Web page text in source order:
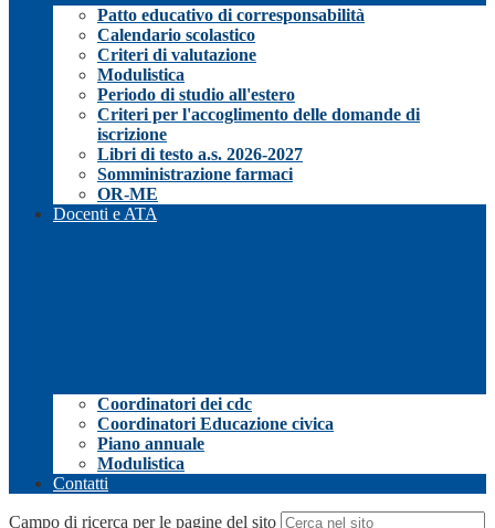
Patto educativo di corresponsabilità
Calendario scolastico
Criteri di valutazione
Modulistica
Periodo di studio all'estero
Criteri per l'accoglimento delle domande di
iscrizione
Libri di testo a.s. 2026-2027
Somministrazione farmaci
OR-ME
Docenti e ATA
Coordinatori dei cdc
Coordinatori Educazione civica
Piano annuale
Modulistica
Contatti
Campo di ricerca per le pagine del sito